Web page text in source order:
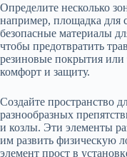
Определите несколько
например, площадка для
безопасные материалы
чтобы предотвратить
резиновые покрытия или
комфорт и защиту.
Создайте пространство
разнообразных
и козлы. Эти элементы
им развить физическую
элемент прост в